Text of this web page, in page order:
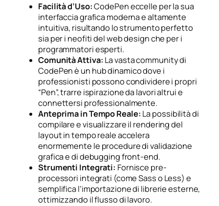
Facilità d’Uso:CodePen eccelle per la sua
interfaccia grafica moderna e altamente
intuitiva, risultando lo strumento perfetto
sia per i neofiti del web design che per i
programmatori esperti.
Comunità Attiva: La vasta community di
CodePen è un hub dinamico dove i
professionisti possono condividere i propri
“Pen”, trarre ispirazione da lavori altrui e
connettersi professionalmente.
Anteprima in Tempo Reale: La possibilità di
compilare e visualizzare il rendering del
layout in tempo reale accelera
enormemente le procedure di validazione
grafica e di debugging front-end.
Strumenti Integrati: Fornisce pre-
processori integrati (come Sass o Less) e
semplifica l’importazione di librerie esterne,
ottimizzando il flusso di lavoro.